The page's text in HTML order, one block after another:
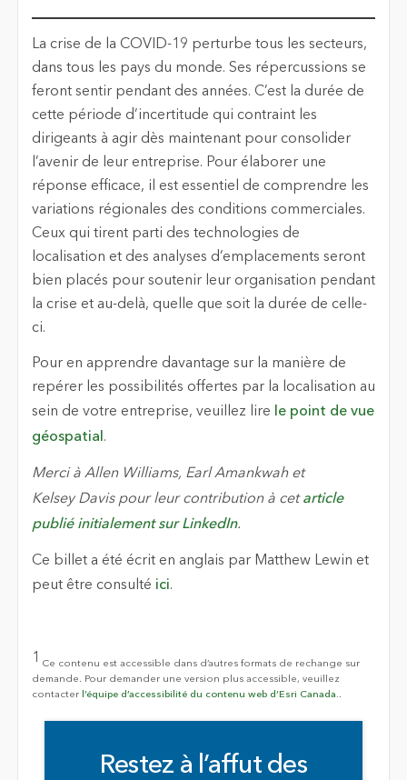
La crise de la COVID-19 perturbe tous les secteurs,
dans tous les pays du monde. Ses répercussions se
feront sentir pendant des années. C’est la durée de
cette période d’incertitude qui contraint les
dirigeants à agir dès maintenant pour consolider
l’avenir de leur entreprise. Pour élaborer une
réponse efficace, il est essentiel de comprendre les
variations régionales des conditions commerciales.
Ceux qui tirent parti des technologies de
localisation et des analyses d’emplacements seront
bien placés pour soutenir leur organisation pendant
la crise et au-delà, quelle que soit la durée de celle-
ci.
Pour en apprendre davantage sur la manière de
repérer les possibilités offertes par la localisation au
sein de votre entreprise, veuillez lire
le point de vue
géospatial .
Merci à Allen Williams, Earl Amankwah et
Kelsey Davis pour leur contribution à cetarticle
publié initialement sur LinkedIn.
Ce billet a été écrit en anglais par Matthew Lewin et
peut être consulté ici.
1
Ce contenu est accessible dans d’autres formats de rechange sur
demande. Pour demander une version plus accessible, veuillez
contacter l’équipe d’accessibilité du contenu web d’Esri Canada..
Restez à l’affut des